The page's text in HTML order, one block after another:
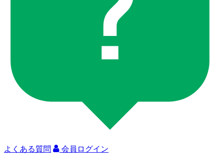
よくある質問 会員ログイン